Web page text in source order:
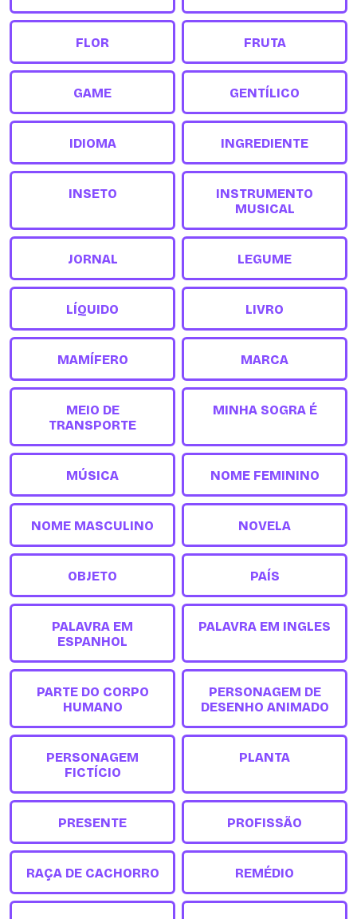
FLOR FRUTA
GAME GENTÍLICO
IDIOMA INGREDIENTE
INSETO
INSTRUMENTO
MUSICAL
JORNAL LEGUME
LÍQUIDO LIVRO
MAMÍFERO MARCA
MEIO DE
TRANSPORTE
MINHA SOGRA É
MÚSICA NOME FEMININO
NOME MASCULINO NOVELA
OBJETO PAÍS
PALAVRA EM
ESPANHOL
PALAVRA EM INGLES
PARTE DO CORPO
HUMANO
PERSONAGEM DE
DESENHO ANIMADO
PERSONAGEM
FICTÍCIO
PLANTA
PRESENTE PROFISSÃO
RAÇA DE CACHORRO REMÉDIO